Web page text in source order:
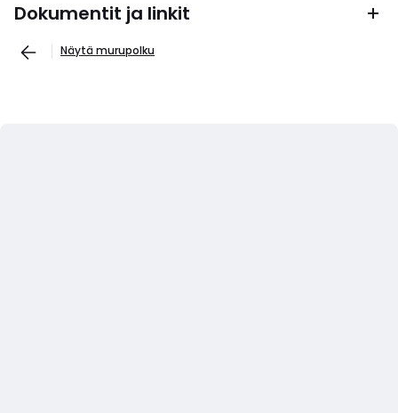
Dokumentit ja linkit
Näytä murupolku